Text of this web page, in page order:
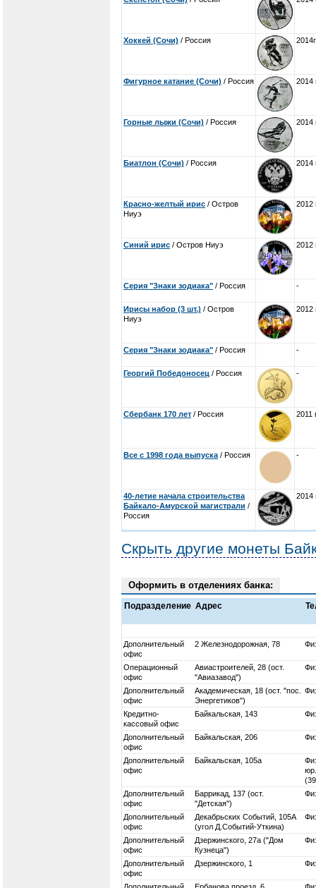
Хоккей (Сочи) / Россия 2014г
Фигурное катание (Сочи) / Россия 2014
Горные лыжи (Сочи) / Россия 2014
Биатлон (Сочи) / Россия 2014
Красно-желтый ирис / Остров
Ниуэ
2012
Синий ирис / Остров Ниуэ 2012
Серия "Знаки зодиака" / Россия -
Ирисы набор (3 шт.) / Остров
Ниуэ
2012
Серия "Знаки зодиака" / Россия -
Георгий Победоносец / Россия -
Сбербанк 170 лет / Россия 2011
Все с 1998 года выпуска / Россия -
40-летие начала строительства
Байкало-Амурской магистрали /
Россия
2014
Скрыть другие монеты
Оформить в отделениях банка:
Подразделение Адрес
Дополнительный
офис
2 Железнодорожная, 78
Операционный
офис
Авиастроителей, 28 (ост.
"Авиазавод")
Дополнительный
офис
Академическая, 18 (ост. "пос.
Энергетиков")
Кредитно-
кассовый офис
Байкальская, 143
Дополнительный
офис
Байкальская, 206
Дополнительный
офис
Байкальская, 105а
Дополнительный
офис
Баррикад, 137 (ост.
"Детская")
Дополнительный
офис
Декабрьских Событий, 105А
(угол Д.Событий-Уткина)
Дополнительный
офис
Дзержинского, 27а ("Дом
Кузнеца")
Дополнительный
офис
Дзержинского, 1
Дополнительный Ербанова проезд, 6